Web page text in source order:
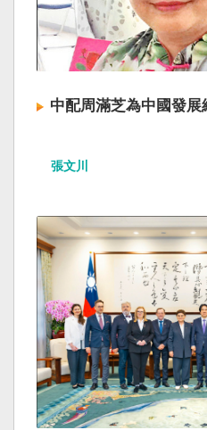
中配周滿芝為中國發展
張文川